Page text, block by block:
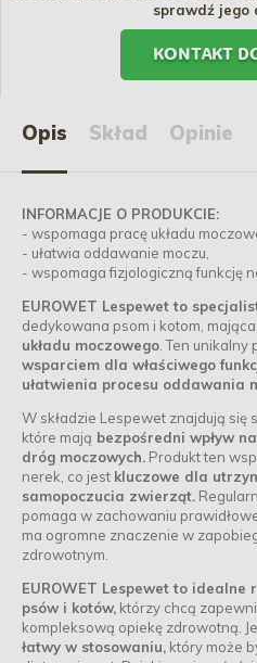
sprawdź jego
KONTAKT
Opis Skład Opinie
INFORMACJE O PRODUKCIE:
- wspomaga pracę układu
- ułatwia oddawanie moczu,
- wspomaga fizjologiczną funkcję
EUROWET Lespewet to
dedykowana psom i kotom,
układu moczowego . Ten unikalny
wsparciem dla właściwego
ułatwienia procesu oddawania
W składzie Lespewet znajdują się
które mają bezpośredni wpływ
dróg moczowych. Produkt ten
nerek, co jest kluczowe dla
samopoczucia zwierząt.
pomaga w zachowaniu
ma ogromne znaczenie w
zdrowotnym.
EUROWET Lespewet to
psów i kotów, którzy chcą
kompleksową opiekę zdrowotną.
łatwy w stosowaniu, który może